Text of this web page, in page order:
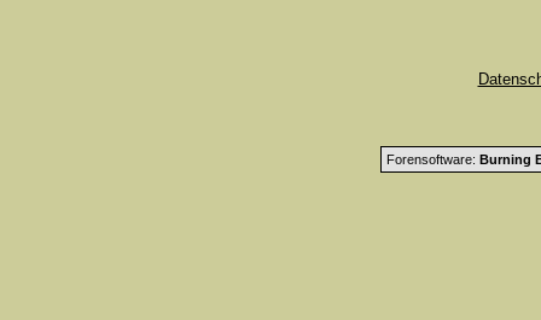
Forensoftware: Burning